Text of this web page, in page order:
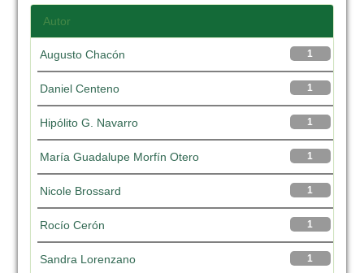
Autor
1
Augusto Chacón
1
Daniel Centeno
1
Hipólito G. Navarro
1
María Guadalupe Morfín Otero
1
Nicole Brossard
1
Rocío Cerón
1
Sandra Lorenzano